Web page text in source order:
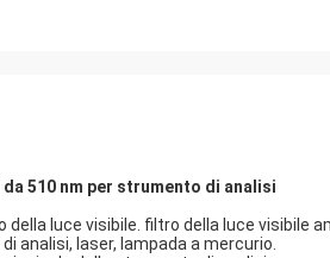
510 nm per strumento di analisi
della luce visibile. filtro della luce visibile
analisi, laser, lampada a mercurio.